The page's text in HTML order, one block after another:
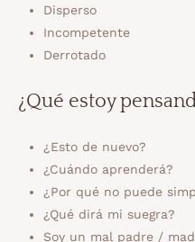
Disperso
Incompetente
Derrotado
¿Qué estoy
¿Esto de nuevo?
¿Cuándo aprenderá?
¿Por qué no puede
¿Qué dirá mi suegra?
Soy un mal padre /